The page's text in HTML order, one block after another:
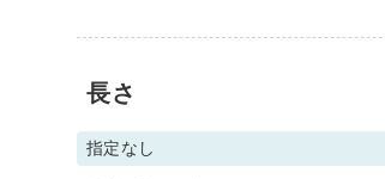
長さ
指定なし